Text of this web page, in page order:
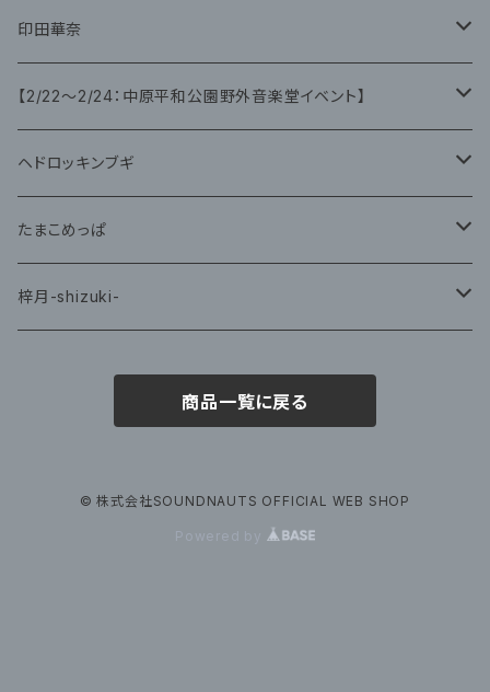
CD
CD
グッズ
印田華奈
グッズ
【2/22〜2/24：中原平和公園野外音楽堂イベント】
藤咲ゆみ
ヘドロッキンブギ
CD
たまこめっぱ
グッズ
梓月-shizuki-
商品一覧に戻る
© 株式会社SOUNDNAUTS OFFICIAL WEB SHOP
Powered by